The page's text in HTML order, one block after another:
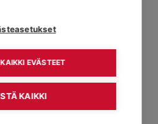
Kuten kaikissa
ryhmässä pohditaan
mm., sitä, miten eri
ja palautteen
ja sitä, miten hyvinkin
tehdä esimiestyötä
EVÄSTEET
KAIKKI